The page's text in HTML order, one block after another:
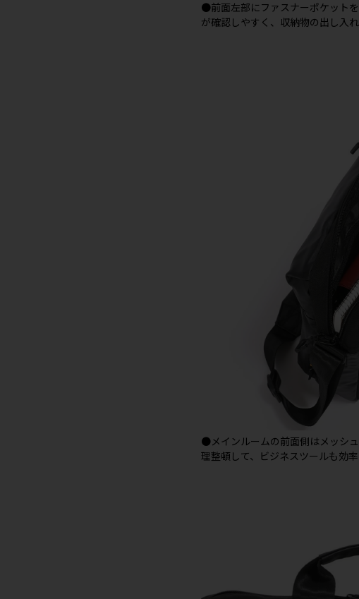
●前面左部にファスナーポケット
が確認しやすく、収納物の出し入れ
●メインルームの前面側はメッシ
理整頓して、ビジネスツールも効